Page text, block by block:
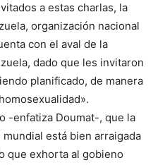
a estas charlas, la
organización nacional
con el aval de la
dado que les invitaron
planificado, de manera
-enfatiza Doumat-, que la
está bien arraigada
que exhorta al gobieno